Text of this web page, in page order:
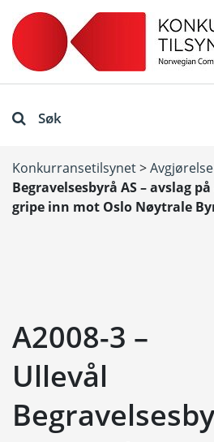
Søk
Konkurransetilsynet>Avgjørelse
Begravelsesbyrå AS – avslag
gripe inn mot Oslo Nøytrale
A2008-3 –
Ullevål